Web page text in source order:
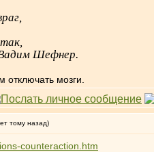
Шефнер.
отключать мозги.
тому назад)
counteraction.htm